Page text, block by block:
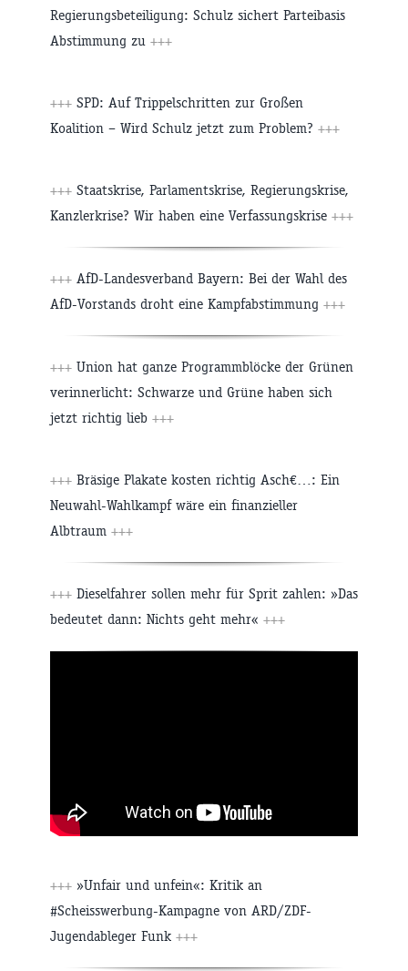
Regierungsbeteiligung: Schulz sichert Parteibasis
Abstimmung zu +++
+++ SPD: Auf Trippelschritten zur Großen
Koalition – Wird Schulz jetzt zum Problem? +++
+++ Staatskrise, Parlamentskrise, Regierungskrise,
Kanzlerkrise? Wir haben eine Verfassungskrise +++
+++ AfD-Landesverband Bayern: Bei der Wahl des
AfD-Vorstands droht eine Kampfabstimmung +++
+++ Union hat ganze Programmblöcke der Grünen
verinnerlicht: Schwarze und Grüne haben sich
jetzt richtig lieb +++
+++ Bräsige Plakate kosten richtig Asch€…: Ein
Neuwahl-Wahlkampf wäre ein finanzieller
Albtraum +++
+++ Dieselfahrer sollen mehr für Sprit zahlen: »Das
bedeutet dann: Nichts geht mehr« +++
+++ »Unfair und unfein«: Kritik an
#Scheisswerbung-Kampagne von ARD/ZDF-
Jugendableger Funk +++